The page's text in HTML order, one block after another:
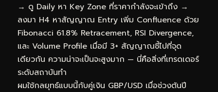
→ ดู Daily หา Key Zone ที่ราคากำลังจะเข้าถึง →
ลงมา H4 หาสัญญาณ Entry เพิ่ม Confluence ด้วย
Fibonacci 61.8% Retracement, RSI Divergence,
และ Volume Profile เมื่อมี 3+ สัญญาณชี้ไปที่จุด
เดียวกัน ความน่าจะเป็นจะสูงมาก — นี่คือสิ่งที่เทรดเดอร์
ระดับสถาบันทำ
ผมใช้กลยุทธ์แบบนี้กับคู่เงิน GBP/USD เมื่อช่วงต้นปี